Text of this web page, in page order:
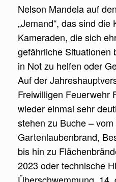
Nelson Mandela auf
„Jemand“, das sind
Kameraden, die sich
gefährliche Situationen
in Not zu helfen oder
Auf der
Freiwilligen Feuerwehr
wieder einmal sehr
stehen zu Buche –
Gartenlaubenbrand,
bis hin zu
2023 oder technische